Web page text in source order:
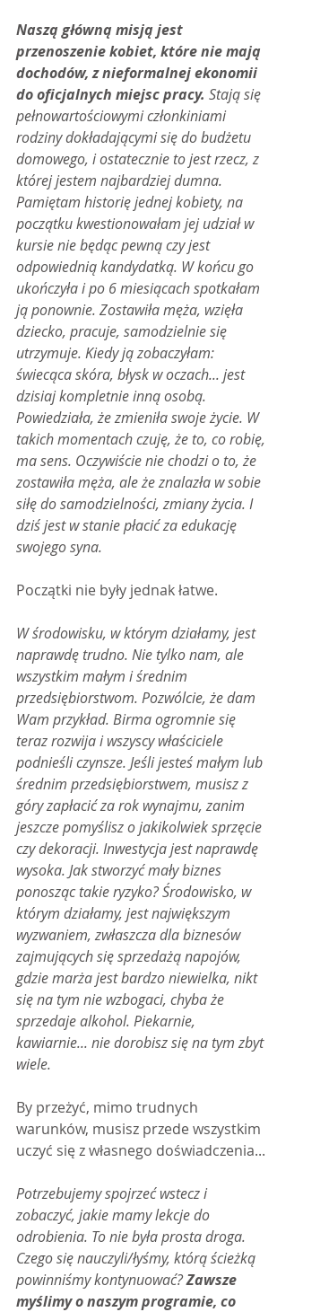
Naszą główną misją jest
przenoszenie kobiet, które nie mają
dochodów, z nieformalnej ekonomii
do oficjalnych miejsc pracy. Stają się
pełnowartościowymi członkiniami
rodziny dokładającymi się do budżetu
domowego, i ostatecznie to jest rzecz, z
której jestem najbardziej dumna.
Pamiętam historię jednej kobiety, na
początku kwestionowałam jej udział w
kursie nie będąc pewną czy jest
odpowiednią kandydatką. W końcu go
ukończyła i po 6 miesiącach spotkałam
ją ponownie. Zostawiła męża, wzięła
dziecko, pracuje, samodzielnie się
utrzymuje. Kiedy ją zobaczyłam:
świecąca skóra, błysk w oczach... jest
dzisiaj kompletnie inną osobą.
Powiedziała, że zmieniła swoje życie. W
takich momentach czuję, że to, co robię,
ma sens. Oczywiście nie chodzi o to, że
zostawiła męża, ale że znalazła w sobie
siłę do samodzielności, zmiany życia. I
dziś jest w stanie płacić za edukację
swojego syna.
Początki nie były jednak łatwe.
W środowisku, w którym działamy, jest
naprawdę trudno. Nie tylko nam, ale
wszystkim małym i średnim
przedsiębiorstwom. Pozwólcie, że dam
Wam przykład. Birma ogromnie się
teraz rozwija i wszyscy właściciele
podnieśli czynsze. Jeśli jesteś małym lub
średnim przedsiębiorstwem, musisz z
góry zapłacić za rok wynajmu, zanim
jeszcze pomyślisz o jakikolwiek sprzęcie
czy dekoracji. Inwestycja jest naprawdę
wysoka. Jak stworzyć mały biznes
ponosząc takie ryzyko? Środowisko, w
którym działamy, jest największym
wyzwaniem, zwłaszcza dla biznesów
zajmujących się sprzedażą napojów,
gdzie marża jest bardzo niewielka, nikt
się na tym nie wzbogaci, chyba że
sprzedaje alkohol. Piekarnie,
kawiarnie... nie dorobisz się na tym zbyt
wiele.
By przeżyć, mimo trudnych
warunków, musisz przede wszystkim
uczyć się z własnego doświadczenia...
Potrzebujemy spojrzeć wstecz i
zobaczyć, jakie mamy lekcje do
odrobienia. To nie była prosta droga.
Czego się nauczyli/łyśmy, którą ścieżką
powinniśmy kontynuować? Zawsze
myślimy o naszym programie, co